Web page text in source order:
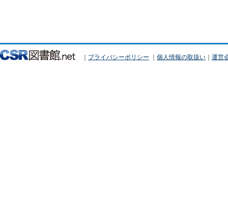
｜ プライバシーポリシー ｜ 個人情報の取扱い ｜ 運営